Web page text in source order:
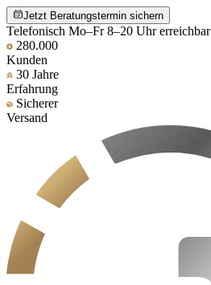
Jetzt Beratungstermin sichern
Telefonisch Mo–Fr 8–20 Uhr erreichbar
280.000
Kunden
30 Jahre
Erfahrung
Sicherer
Versand